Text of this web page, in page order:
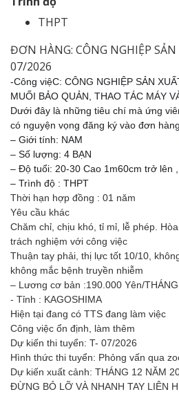
THPT
ĐƠN HÀNG: CÔNG NGHIỆP
07/2026
-Công việC: CÔNG NGHIỆP SẢN
MUỐI BẢO QUẢN, THAO TÁC MÁY
Dưới đây là những tiêu chí mà ứng
có nguyện vọng đăng ký vào đơn
– Giới tính: NAM
– Số lượng: 4 BẠN
– Độ tuổi: 20-30 Cao 1m60cm trở lên
– Trình độ : THPT
Thời hạn hợp đồng : 01 năm
Yêu cầu khác
Chăm chỉ, chịu khó, tỉ mỉ, lễ phép.
trách nghiệm với công việc
Thuận tay phải, thị lực tốt 10/10,
không mắc bệnh truyền nhiễm
– Lương cơ bản :190.000 Yên/
- Tỉnh : KAGOSHIMA
Hiện tại đang có TTS đang làm việc
Công việc ổn định, làm thêm
Dự kiến thi tuyển: T- 07/2026
Hình thức thi tuyển: Phỏng vấn qua
Dự kiến xuất cảnh: THÁNG 12 NĂM
ĐỪNG BỎ LỠ VÀ NHANH TAY LIÊN